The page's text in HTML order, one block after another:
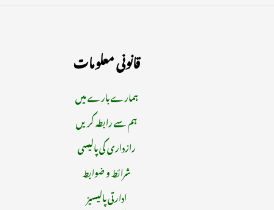
قانونی معلومات
ہمارے بارے میں
ہم سے رابطہ کریں
رازداری کی پالیسی
شرائط و ضوابط
ادارتی پالیسیز